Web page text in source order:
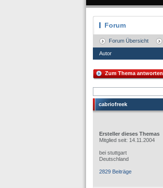
Forum
Forum Übersicht
Autor
Zum Thema antworten
cabriofreek
Ersteller dieses Themas
Mitglied seit: 14.11.2004
bei stuttgart
Deutschland
2829 Beiträge